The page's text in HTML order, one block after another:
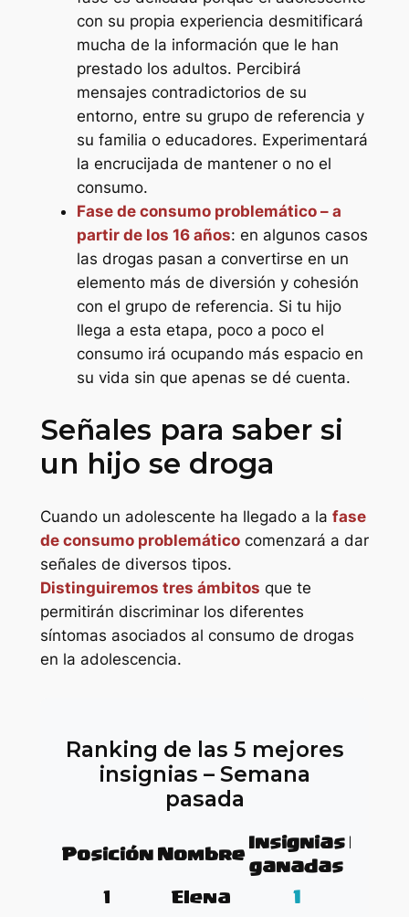
con su propia experiencia desmitificará
mucha de la información que le han
prestado los adultos. Percibirá
mensajes contradictorios de su
entorno, entre su grupo de referencia y
su familia o educadores. Experimentará
la encrucijada de mantener o no el
consumo.
Fase de consumo problemático – a
partir de los 16 años: en algunos casos
las drogas pasan a convertirse en un
elemento más de diversión y cohesión
con el grupo de referencia. Si tu hijo
llega a esta etapa, poco a poco el
consumo irá ocupando más espacio en
su vida sin que apenas se dé cuenta.
Señales para saber si
un hijo se droga
Cuando un adolescente ha llegado a la fase
de consumo problemáticocomenzará a dar
señales de diversos tipos.
Distinguiremos tres ámbitos que te
permitirán discriminar los diferentes
síntomas asociados al consumo de drogas
en la adolescencia.
Ranking de las 5 mejores
insignias – Semana
pasada
Posición Nombre
Insignias
ganadas
1
Elena 1